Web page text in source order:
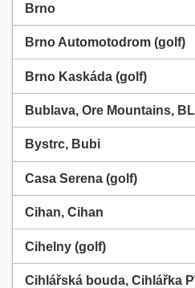
Brno
Brno Automotodrom (golf)
Brno Kaskáda (golf)
Bublava, Ore Mountains,
Bystrc, Bubi
Casa Serena (golf)
Cihan, Cihan
Cihelny (golf)
Cihlářská bouda, Cihlářka